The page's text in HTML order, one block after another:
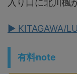
入り口に北川楓
▶ KITAGAWA/
有料note